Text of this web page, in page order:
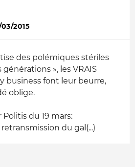
2015
des polémiques stériles
», les VRAIS
business font leur beurre,
oblige.
du 19 mars:
du gal(...)